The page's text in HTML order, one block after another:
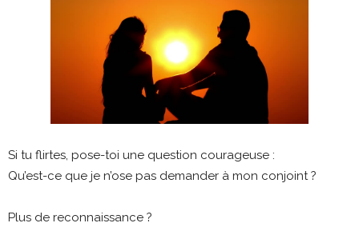
Si tu flirtes, pose-toi une question courageuse :
Qu’est-ce que je n’ose pas demander à mon conjoint ?
Plus de reconnaissance ?